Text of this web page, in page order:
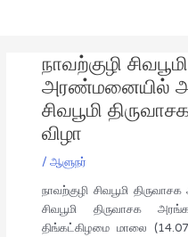
நாவற்குழி
அரண்மனையில்
சிவபூமி
விழா
/ ஆளுநர்
நாவற்குழி சிவபூமி
சிவபூமி திருவாசக
திங்கட்கிழமை மாலை
navigation